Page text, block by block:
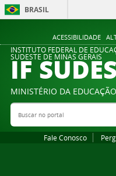
ACESSIBILIDADE
BRASIL
INSTITUTO FEDERAL DE
SUDESTE DE MINAS GERAIS
IF
MINISTÉRIO DA EDUCAÇÃO
Buscar no portal
Fale Conosco